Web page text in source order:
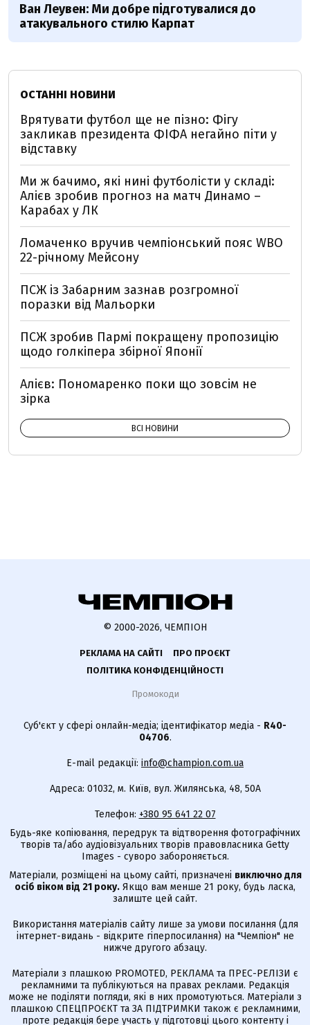
Ван Леувен: Ми добре підготувалися до
атакувального стилю Карпат
ОСТАННІ НОВИНИ
Врятувати футбол ще не пізно: Фігу
закликав президента ФІФА негайно піти у
відставку
Ми ж бачимо, які нині футболісти у складі:
Алієв зробив прогноз на матч Динамо –
Карабах у ЛК
Ломаченко вручив чемпіонський пояс WBO
22-річному Мейсону
ПСЖ із Забарним зазнав розгромної
поразки від Мальорки
ПСЖ зробив Пармі покращену пропозицію
щодо голкіпера збірної Японії
Алієв: Пономаренко поки що зовсім не
зірка
ВСІ НОВИНИ
© 2000-2026, ЧЕМПІОН
РЕКЛАМА НА САЙТІ
ПРО ПРОЄКТ
ПОЛІТИКА КОНФІДЕНЦІЙНОСТІ
Промокоди
Суб'єкт у сфері онлайн-медіа; ідентифікатор медіа - R40-
04706.
E-mail редакції: info@champion.com.ua
Адреса: 01032, м. Київ, вул. Жилянська, 48, 50А
Телефон: +380 95 641 22 07
Будь-яке копіювання, передрук та відтворення фотографічних
творів та/або аудіовізуальних творів правовласника Getty
Images - суворо забороняється.
Матеріали, розміщені на цьому сайті, призначені виключно для
осіб віком від 21 року. Якщо вам менше 21 року, будь ласка,
залиште цей сайт.
Використання матеріалів сайту лише за умови посилання (для
інтернет-видань - відкрите гіперпосилання) на "Чемпіон" не
нижче другого абзацу.
Матеріали з плашкою PROMOTED, РЕКЛАМА та ПРЕС-РЕЛІЗИ є
рекламними та публікуються на правах реклами. Редакція
може не поділяти погляди, які в них промотуються. Матеріали з
плашкою СПЕЦПРОЄКТ та ЗА ПІДТРИМКИ також є рекламними,
проте редакція бере участь у підготовці цього контенту і